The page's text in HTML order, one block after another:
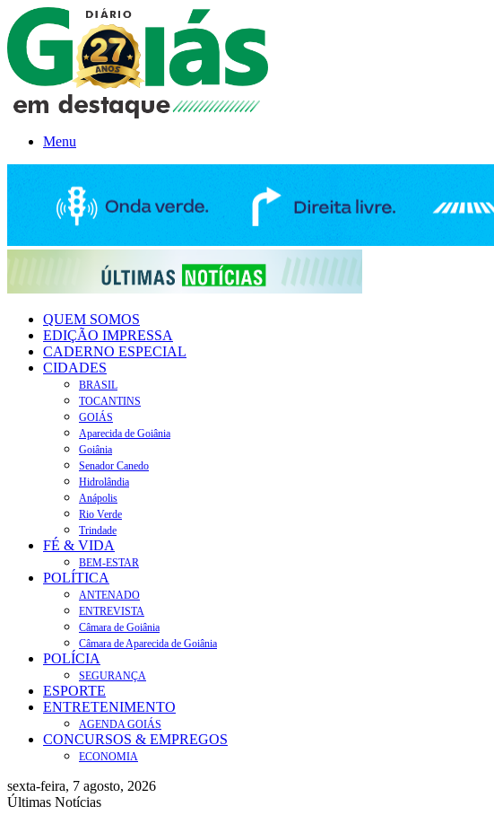
Menu
QUEM SOMOS
EDIÇÃO IMPRESSA
CADERNO ESPECIAL
CIDADES
BRASIL
TOCANTINS
GOIÁS
Aparecida de Goiânia
Goiânia
Senador Canedo
Hidrolândia
Anápolis
Rio Verde
Trindade
FÉ & VIDA
BEM-ESTAR
POLÍTICA
ANTENADO
ENTREVISTA
Câmara de Goiânia
Câmara de Aparecida de Goiânia
POLÍCIA
SEGURANÇA
ESPORTE
ENTRETENIMENTO
AGENDA GOIÁS
CONCURSOS & EMPREGOS
ECONOMIA
sexta-feira, 7 agosto, 2026
Últimas Notícias